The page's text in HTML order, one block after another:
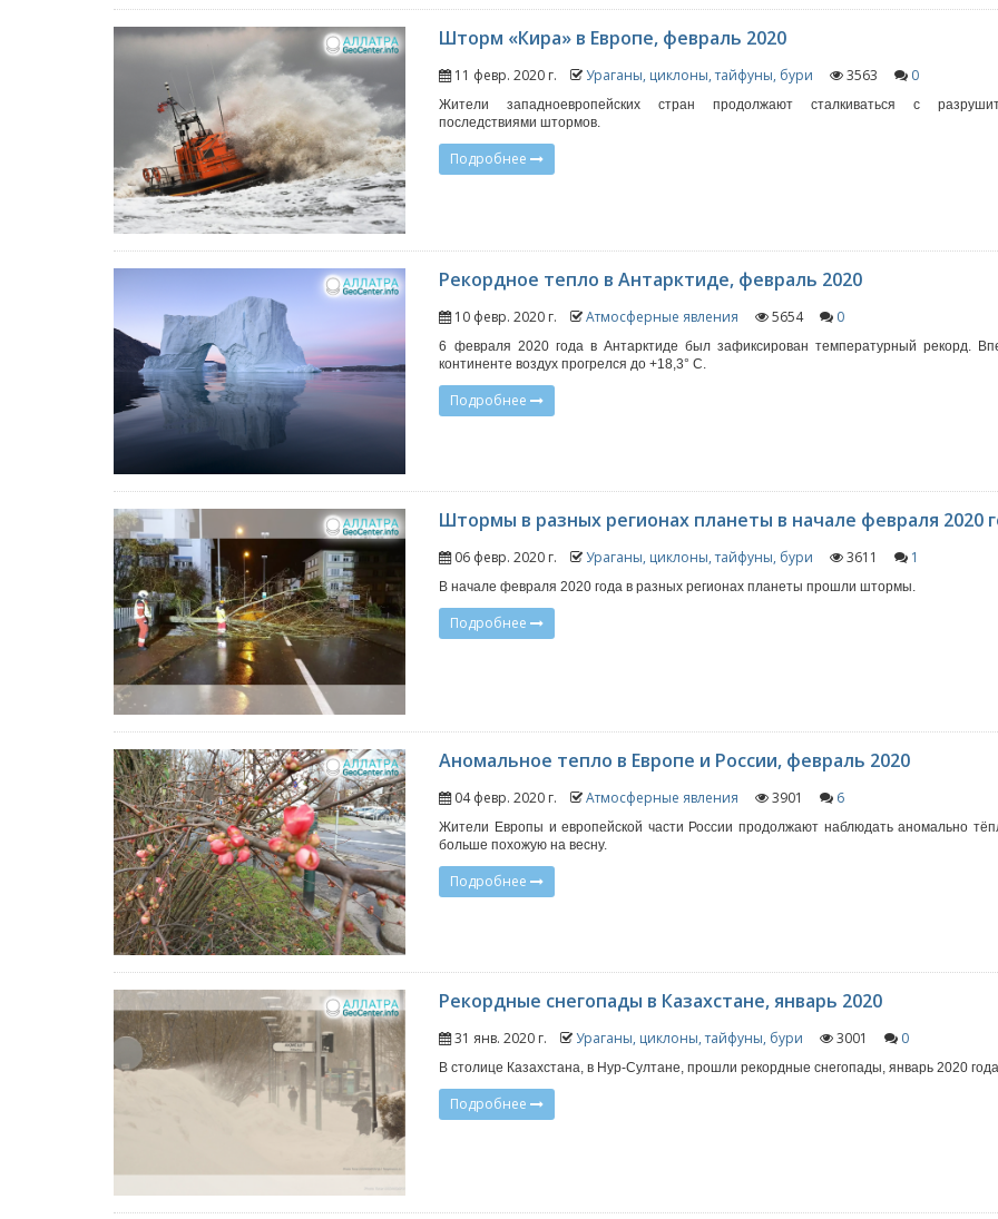
Шторм «Кира» в Европе, февраль 2020
11 февр. 2020 г. Ураганы, циклоны, тайфуны, бури 3563 0
Жители западноевропейских стран продолжают сталкиваться с
последствиями штормов.
Подробнее
Рекордное тепло в Антарктиде, февраль 2020
10 февр. 2020 г. Атмосферные явления 5654 0
6 февраля 2020 года в Антарктиде был зафиксирован температурный рекорд.
континенте воздух прогрелся до +18,3° C.
Подробнее
Штормы в разных регионах планеты в начале февраля 2020
06 февр. 2020 г. Ураганы, циклоны, тайфуны, бури 3611 1
В начале февраля 2020 года в разных регионах планеты прошли штормы.
Подробнее
Аномальное тепло в Европе и России, февраль 2020
04 февр. 2020 г. Атмосферные явления 3901 6
Жители Европы и европейской части России продолжают наблюдать аномально
больше похожую на весну.
Подробнее
Рекордные снегопады в Казахстане, январь 2020
31 янв. 2020 г. Ураганы, циклоны, тайфуны, бури 3001 0
В столице Казахстана, в Нур-Султане, прошли рекордные снегопады, январь 2020 года.
Подробнее